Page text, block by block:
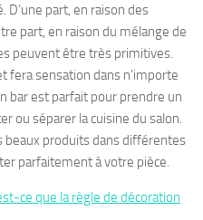
D’une part, en raison des
part, en raison du mélange de
peuvent être très primitives.
fera sensation dans n’importe
bar est parfait pour prendre un
ou séparer la cuisine du salon.
produits dans différentes
parfaitement à votre pièce.
ce que la règle de décoration